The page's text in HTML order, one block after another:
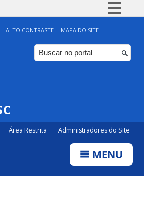
Simplifique!
Comunica BR
Participe
ALTO CONTRASTE MAPA DO SITE
Área Restrita Administradores do Site
MENU